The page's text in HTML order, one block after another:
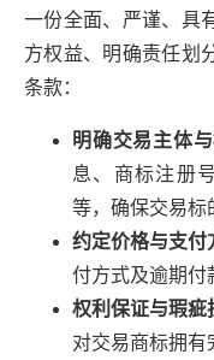
一份全面、严谨、具
方权益、明确责任划
条款：
明确交易主体与
息、商标注册
等，确保交易标
约定价格与支付
付方式及逾期付
权利保证与瑕疵
对交易商标拥有